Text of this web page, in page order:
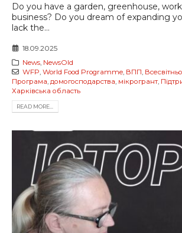
Do you have a garden, greenhouse,
business? Do you dream of expanding
lack the...
18.09.2025
News, NewsOld
WFP, World Food Programme, ВПП,
Програма, домогосподарства, мікрогрант,
Харківська область
READ MORE...